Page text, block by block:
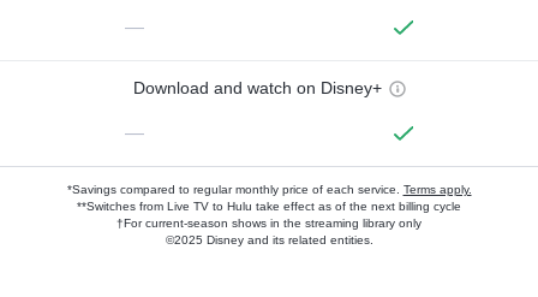
—
Download and watch on Disney+
—
*Savings compared to regular monthly price of each service. Terms apply.
**Switches from Live TV to Hulu take effect as of the next billing cycle
†For current-season shows in the streaming library only
©2025 Disney and its related entities.